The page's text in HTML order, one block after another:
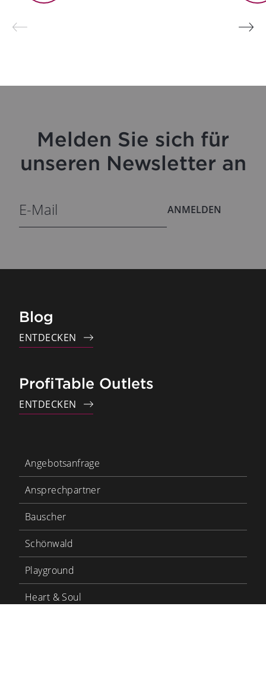
Melden Sie sich für
unseren Newsletter an
ANMELDEN
Blog
ENTDECKEN
ProfiTable Outlets
ENTDECKEN
Angebotsanfrage
Ansprechpartner
Bauscher
Schönwald
Playground
Heart & Soul